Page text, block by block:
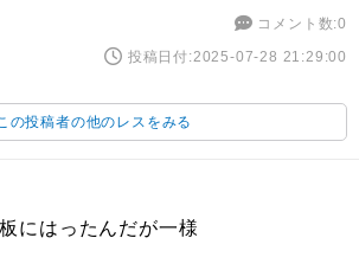
コメント数:0
投稿日付:2025-07-28 21:29:00
の投稿者の他のレスをみる
にはったんだが一様